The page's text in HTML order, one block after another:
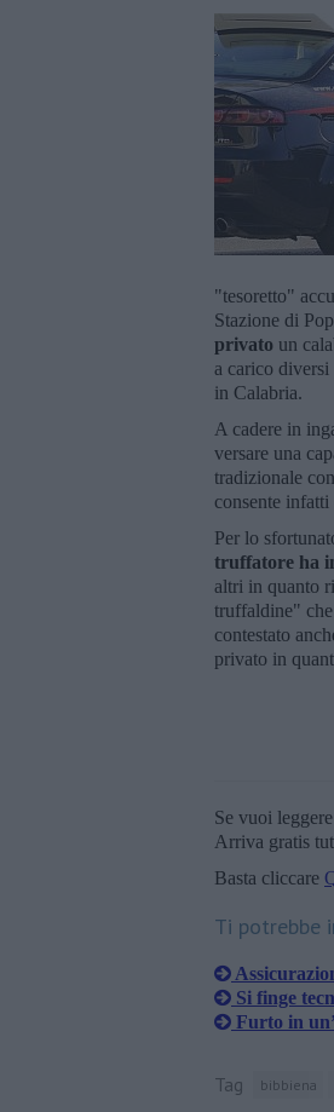
"tesoretto"
Stazione di
privato un
a carico diversi
in Calabria.
A cadere in
versare una
tradizionale
consente
Per lo
truffatore ha
altri in quanto
truffaldine" che
contestato
privato in
Se vuoi
Arriva gratis
Basta cliccare
Ti potrebbe
Si finge
Furto in
Tag bibbiena